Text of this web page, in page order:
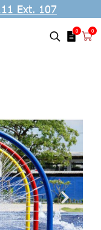
Ext. 107
0 0